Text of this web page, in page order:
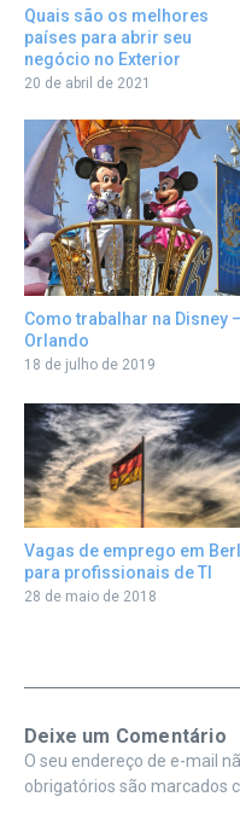
Quais são os melhores
países para abrir seu
negócio no Exterior
20 de abril de 2021
Como trabalhar na Disney –
Orlando
18 de julho de 2019
Vagas de emprego em
para profissionais de TI
28 de maio de 2018
Deixe um Comentário
O seu endereço de e-mail
obrigatórios são marcados